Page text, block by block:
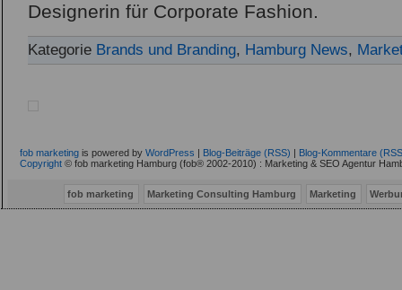
Designerin für Corporate Fashion.
Kategorie Brands und Branding, Hamburg News,
fob marketing is powered by WordPress Blog-Beiträge (RSS)
Blog-Kommentare
Copyright © fob marketing Hamburg (fob® 2002-2010) : Marketing & SEO Agentur
fob marketing Marketing Consulting Hamburg Marketing